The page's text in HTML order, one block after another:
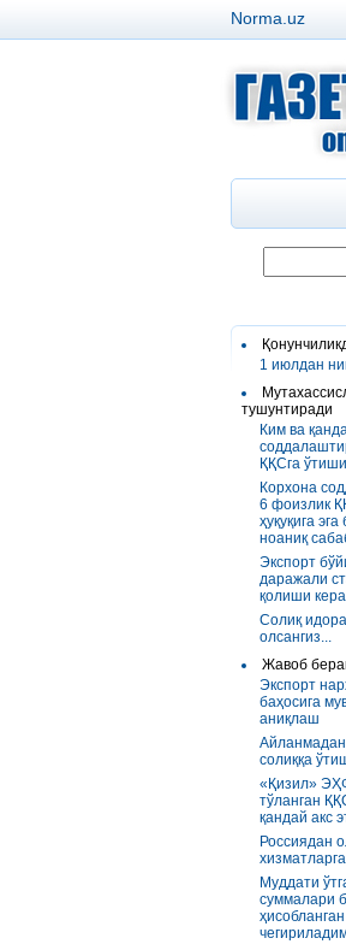
Norma.uz
1 июлдан
тушунтиради
Ким ва
ҚҚСга
Корхона
6 фоизлик
ҳуқуқига
ноаниқ
Экспорт
даражали
қолиши
Солиқ
олсангиз...
Жавоб
Экспорт
баҳосига
аниқлаш
солиққа
«Қизил»
тўланган
қандай акс
Россиядан
Муддати
суммалари